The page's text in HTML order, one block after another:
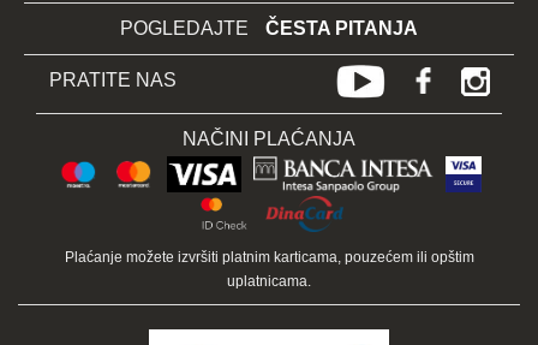
POGLEDAJTE ČESTA PITANJA
PRATITE NAS
NAČINI PLAĆANJA
Plaćanje možete izvršiti platnim karticama, pouzećem ili opštim
uplatnicama.